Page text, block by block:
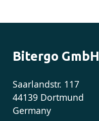
Bitergo GmbH
Saarlandstr. 117
44139 Dortmund
Germany